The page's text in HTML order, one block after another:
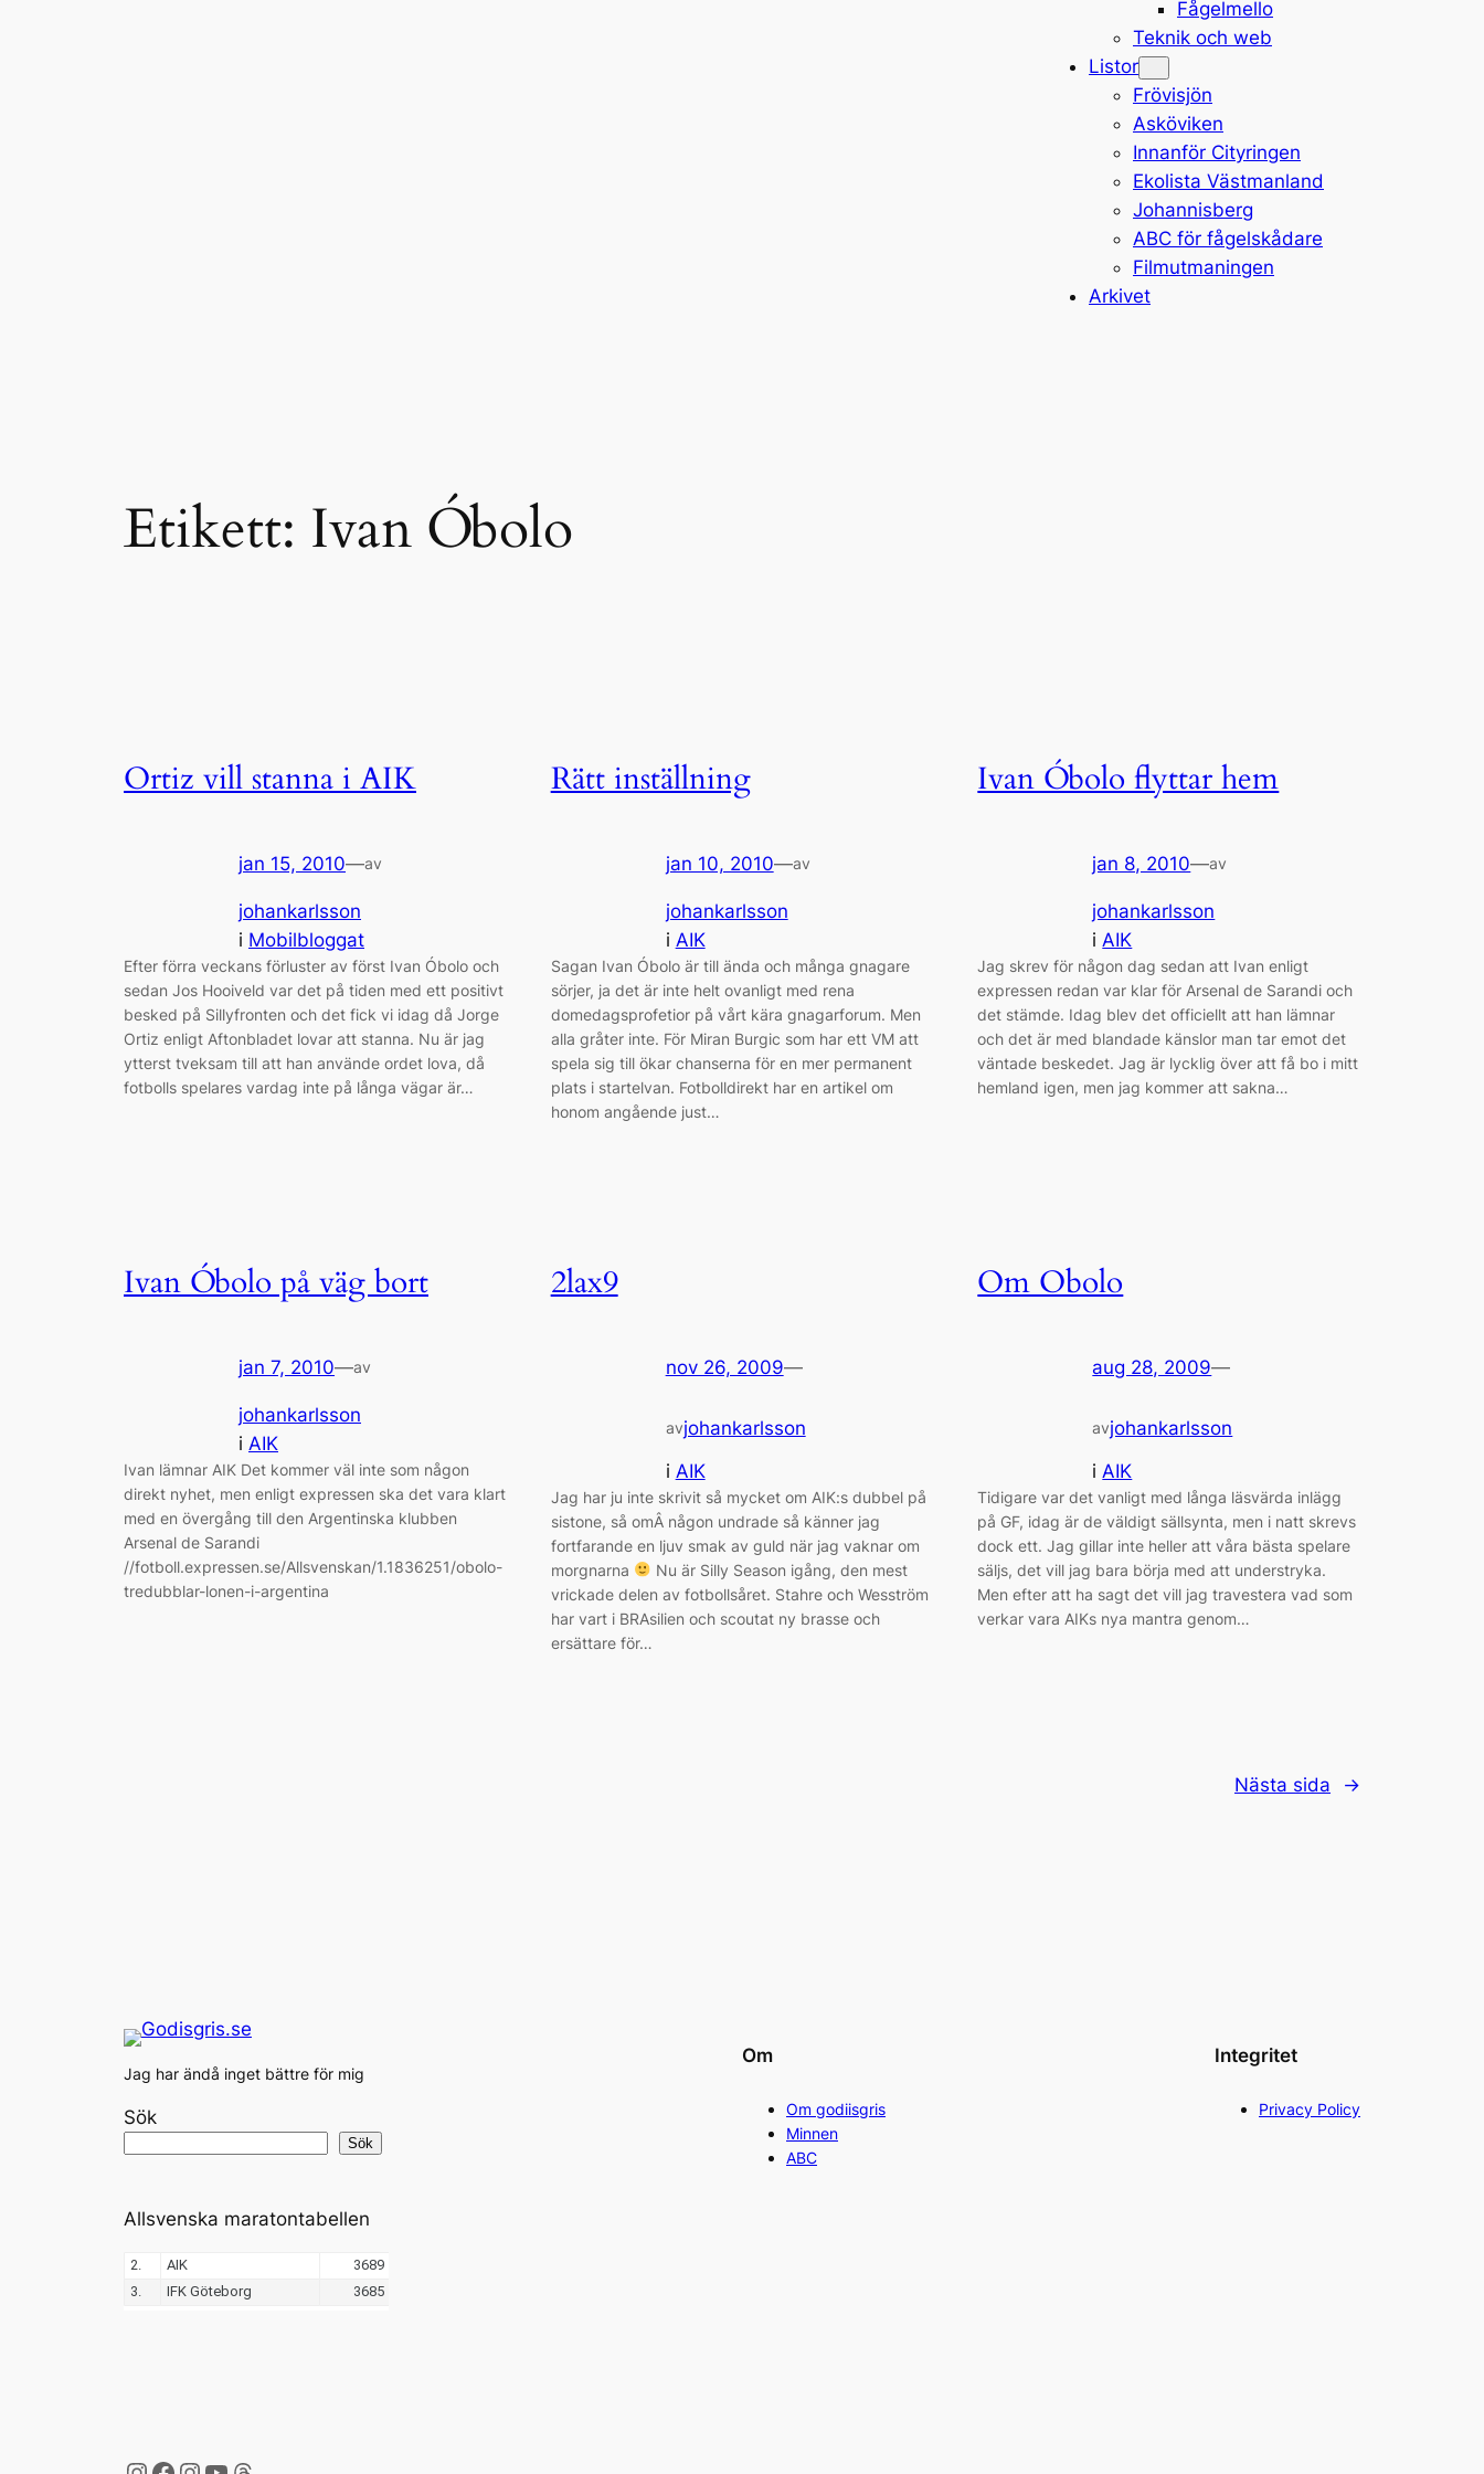
Fågelmello
Teknik och web
Listor
Frövisjön
Asköviken
Innanför Cityringen
Ekolista Västmanland
Johannisberg
ABC för fågelskådare
Filmutmaningen
Arkivet
Etikett: Ivan Óbolo
Ortiz vill stanna i AIK
jan 15, 2010—av
johankarlsson
i Mobilbloggat
Efter förra veckans förluster av först Ivan Óbolo och
sedan Jos Hooiveld var det på tiden med ett positivt
besked på Sillyfronten och det fick vi idag då Jorge
Ortiz enligt Aftonbladet lovar att stanna. Nu är jag
ytterst tveksam till att han använde ordet lova, då
fotbolls spelares vardag inte på långa vägar är…
Rätt inställning
jan 10, 2010—av
johankarlsson
i AIK
Sagan Ivan Óbolo är till ända och många gnagare
sörjer, ja det är inte helt ovanligt med rena
domedagsprofetior på vårt kära gnagarforum. Men
alla gråter inte. För Miran Burgic som har ett VM att
spela sig till ökar chanserna för en mer permanent
plats i startelvan. Fotbolldirekt har en artikel om
honom angående just…
Ivan Óbolo flyttar hem
jan 8, 2010—av
johankarlsson
i AIK
Jag skrev för någon dag sedan att Ivan enligt
expressen redan var klar för Arsenal de Sarandi och
det stämde. Idag blev det officiellt att han lämnar
och det är med blandade känslor man tar emot det
väntade beskedet. Jag är lycklig över att få bo i mitt
hemland igen, men jag kommer att sakna…
Ivan Óbolo på väg bort
jan 7, 2010—av
johankarlsson
i AIK
Ivan lämnar AIK Det kommer väl inte som någon
direkt nyhet, men enligt expressen ska det vara klart
med en övergång till den Argentinska klubben
Arsenal de Sarandi
//fotboll.expressen.se/Allsvenskan/1.1836251/obolo-
tredubblar-lonen-i-argentina
2lax9
nov 26, 2009—
avjohankarlsson
i AIK
Jag har ju inte skrivit så mycket om AIK:s dubbel på
sistone, så omÂ någon undrade så känner jag
fortfarande en ljuv smak av guld när jag vaknar om
morgnarna
Nu är Silly Season igång, den mest
vrickade delen av fotbollsåret. Stahre och Wesström
har vart i BRAsilien och scoutat ny brasse och
ersättare för…
Om Obolo
aug 28, 2009—
avjohankarlsson
i AIK
Tidigare var det vanligt med långa läsvärda inlägg
på GF, idag är de väldigt sällsynta, men i natt skrevs
dock ett. Jag gillar inte heller att våra bästa spelare
säljs, det vill jag bara börja med att understryka.
Men efter att ha sagt det vill jag travestera vad som
verkar vara AIKs nya mantra genom…
Nästa sida →
Jag har ändå inget bättre för mig
Sök
Sök
Om
Om godiisgris
Minnen
ABC
Integritet
Privacy Policy
Allsvenska maratontabellen